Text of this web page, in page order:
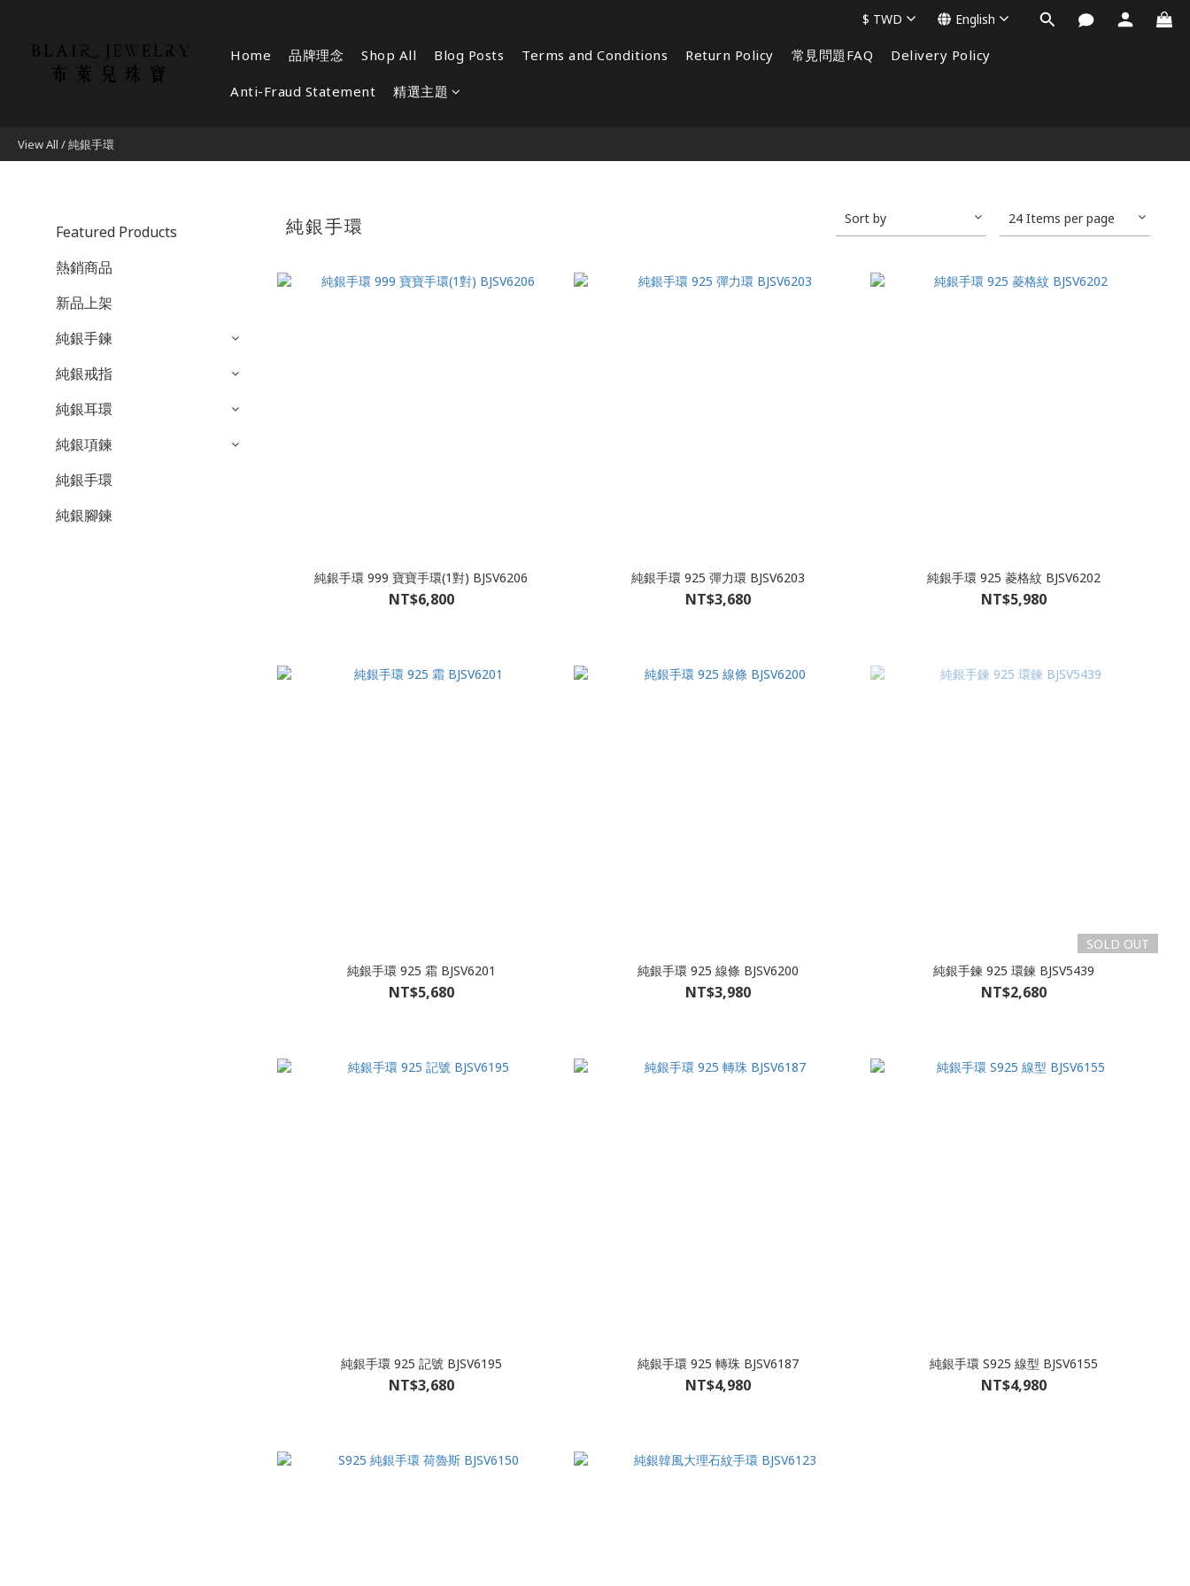
Home 品牌理念 Shop All Blog Posts Terms and Conditions Return Policy 常見問題FAQ Delivery Policy
Anti-Fraud Statement 精選主題
$ TWD English
View All /純銀手環
Featured Products
熱銷商品
新品上架
純銀手鍊
純銀戒指
純銀耳環
純銀項鍊
純銀手環
純銀腳鍊
純銀手環 Sort by 24 Items per page
純銀手環 999 寶寶手環(1對) BJSV6206
NT$6,800
純銀手環 925 彈力環 BJSV6203
NT$3,680
純銀手環 925 菱格紋 BJSV6202
NT$5,980
純銀手環 925 霜 BJSV6201
NT$5,680
純銀手環 925 線條 BJSV6200
NT$3,980
SOLD OUT
純銀手鍊 925 環鍊 BJSV5439
NT$2,680
純銀手環 925 記號 BJSV6195
NT$3,680
純銀手環 925 轉珠 BJSV6187
NT$4,980
純銀手環 S925 線型 BJSV6155
NT$4,980